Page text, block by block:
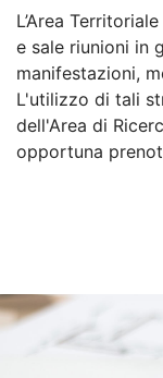
L’Area
e sale riunioni in
manifestazioni,
L'utilizzo di tali
dell'Area di
opportuna